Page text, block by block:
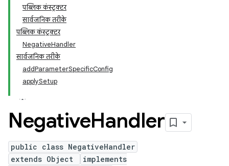
पब्लिक कंस्ट्रक्टर
सार्वजनिक तरीके
पब्लिक कंस्ट्रक्टर
NegativeHandler
सार्वजनिक तरीके
addParameterSpecificConfig
applySetup
NegativeHandler
public class NegativeHandler
extends Object
implements